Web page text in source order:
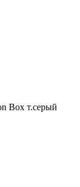
Box т.серый